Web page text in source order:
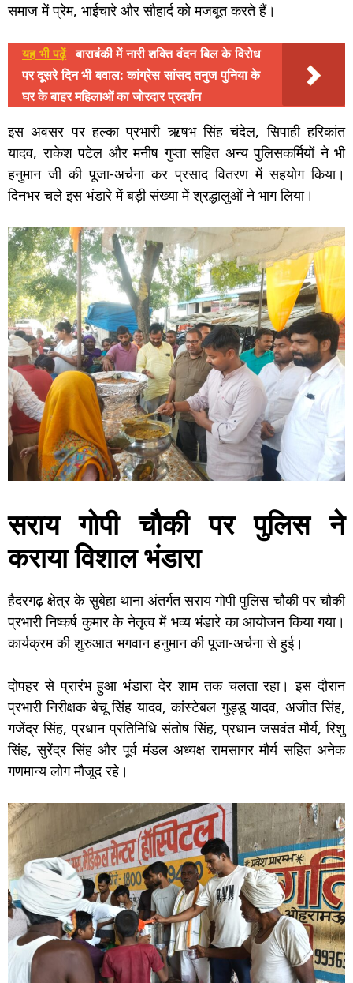
समाज में प्रेम, भाईचारे और सौहार्द को मजबूत करते हैं।
यह भी पढ़ें बाराबंकी में नारी शक्ति वंदन बिल के विरोध
पर दूसरे दिन भी बवाल: कांग्रेस सांसद तनुज पुनिया के
घर के बाहर महिलाओं का जोरदार प्रदर्शन
इस अवसर पर हल्का प्रभारी ऋषभ सिंह चंदेल, सिपाही हरिकांत
यादव, राकेश पटेल और मनीष गुप्ता सहित अन्य पुलिसकर्मियों ने भी
हनुमान जी की पूजा-अर्चना कर प्रसाद वितरण में सहयोग किया।
दिनभर चले इस भंडारे में बड़ी संख्या में श्रद्धालुओं ने भाग लिया।
सराय गोपी चौकी पर पुलिस ने
कराया विशाल भंडारा
हैदरगढ़ क्षेत्र के सुबेहा थाना अंतर्गत सराय गोपी पुलिस चौकी पर चौकी
प्रभारी निष्कर्ष कुमार के नेतृत्व में भव्य भंडारे का आयोजन किया गया।
कार्यक्रम की शुरुआत भगवान हनुमान की पूजा-अर्चना से हुई।
दोपहर से प्रारंभ हुआ भंडारा देर शाम तक चलता रहा। इस दौरान
प्रभारी निरीक्षक बेचू सिंह यादव, कांस्टेबल गुड्डू यादव, अजीत सिंह,
गजेंद्र सिंह, प्रधान प्रतिनिधि संतोष सिंह, प्रधान जसवंत मौर्य, रिशु
सिंह, सुरेंद्र सिंह और पूर्व मंडल अध्यक्ष रामसागर मौर्य सहित अनेक
गणमान्य लोग मौजूद रहे।